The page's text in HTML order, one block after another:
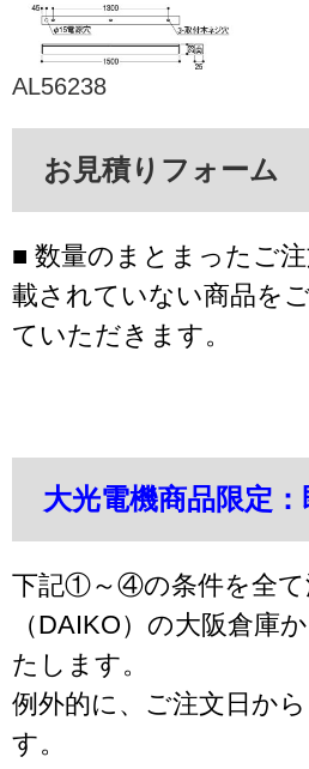
AL56238
お見積りフォーム
■ 数量のまとまったご
載されていない商品を
ていただきます。
大光電機商品限定
下記①～④の条件を全て
（DAIKO）の大阪倉庫
たします。
例外的に、ご注文日か
す。